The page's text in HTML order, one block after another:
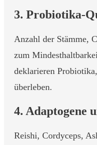
3. Probiotika-
Anzahl der Stämme,
zum
deklarieren
überleben.
4. Adaptogene
Reishi, Cordyceps,